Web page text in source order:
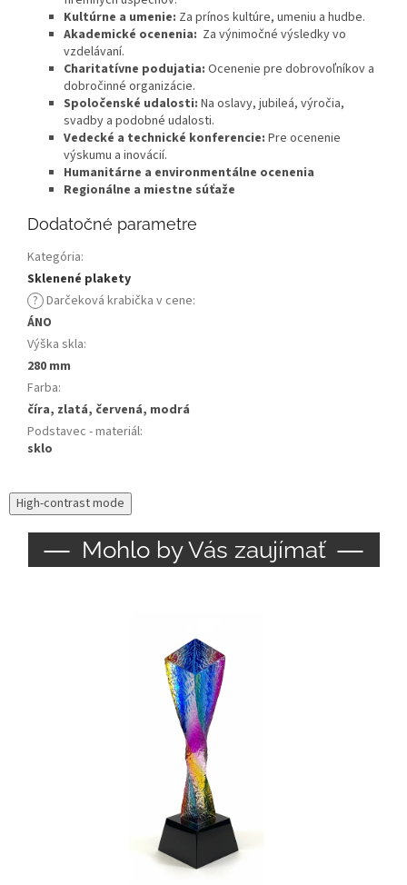
Kultúrne a umenie: Za prínos kultúre, umeniu a hudbe.
Akademické ocenenia: Za výnimočné výsledky vo
vzdelávaní.
Charitatívne podujatia: Ocenenie pre dobrovoľníkov a
dobročinné organizácie.
Spoločenské udalosti: Na oslavy, jubileá, výročia,
svadby a podobné udalosti.
Vedecké a technické konferencie: Pre ocenenie
výskumu a inovácií.
Humanitárne a environmentálne ocenenia
Regionálne a miestne súťaže
Dodatočné parametre
Kategória:
Sklenené plakety
? Darčeková krabička v cene:
ÁNO
Výška skla:
280 mm
Farba:
číra, zlatá, červená, modrá
Podstavec - materiál:
sklo
High-contrast mode
Mohlo by Vás zaujímať